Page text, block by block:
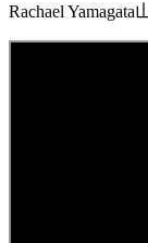
Rachael Yamagata